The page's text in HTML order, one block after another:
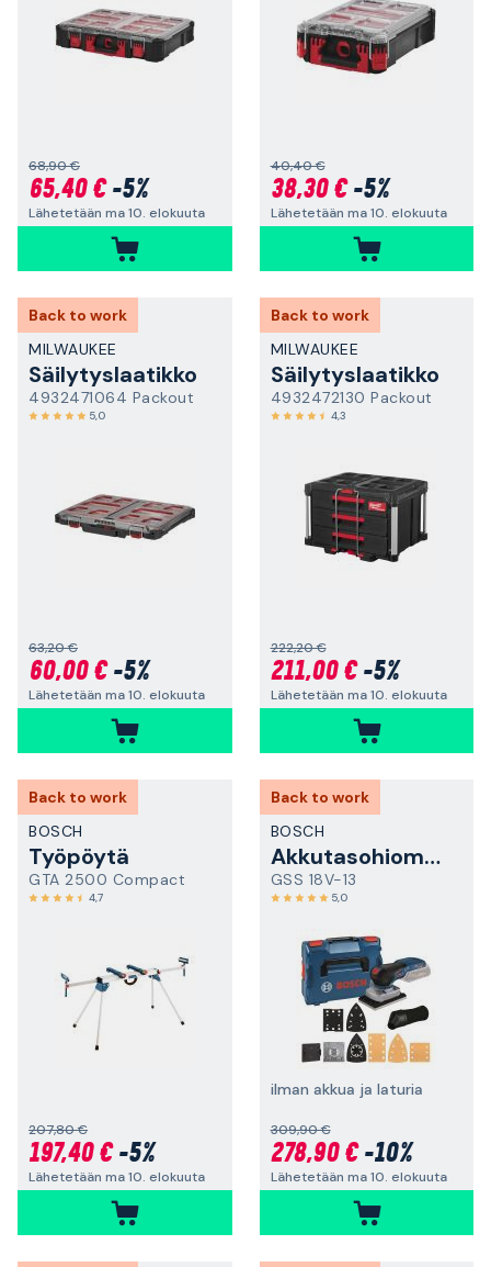
68,90 €
65,40 €-5%
Lähetetään ma 10. elokuuta
40,40 €
38,30 €-5%
Lähetetään ma 10. elokuuta
Back to work
MILWAUKEE
Säilytyslaatikko
4932471064 Packout
5,0
63,20 €
60,00 €-5%
Lähetetään ma 10. elokuuta
Back to work
MILWAUKEE
Säilytyslaatikko
4932472130 Packout
4,3
222,20 €
211,00 €-5%
Lähetetään ma 10. elokuuta
Back to work
BOSCH
Työpöytä
GTA 2500 Compact
4,7
207,80 €
197,40 €-5%
Lähetetään ma 10. elokuuta
Back to work
BOSCH
Akkutasohiomakone
GSS 18V-13
5,0
ilman akkua ja laturia
309,90 €
278,90 €-10%
Lähetetään ma 10. elokuuta